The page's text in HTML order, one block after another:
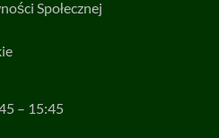
Społecznej
– 15:45